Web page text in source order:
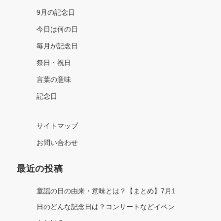
9月の記念日
今日は何の日
毎月が記念日
祭日・祝日
言葉の意味
記念日
サイトマップ
お問い合わせ
最近の投稿
童謡の日の由来・意味とは？【まとめ】7月1
日のどんな記念日は？コンサートなどイベン